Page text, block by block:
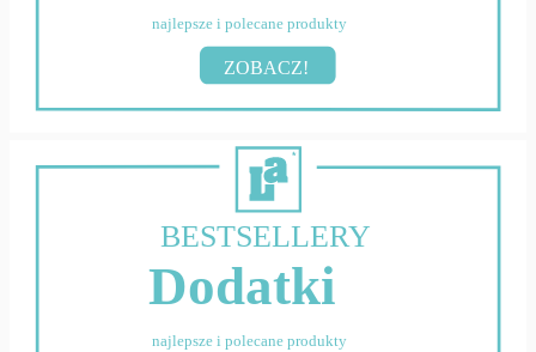
najlepsze i polecane produkty
ZOBACZ!
BESTSELLERY
Dodatki
najlepsze i polecane produkty